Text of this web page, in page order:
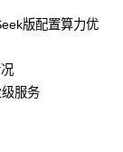
版配置算力优
服务